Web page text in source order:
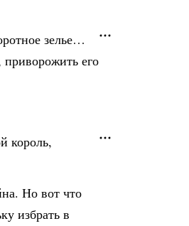
зелье…
его
король,
Но вот что
избрать в